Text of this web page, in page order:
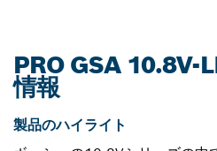
PRO GSA 10.8V-
情報
製品のハイライト